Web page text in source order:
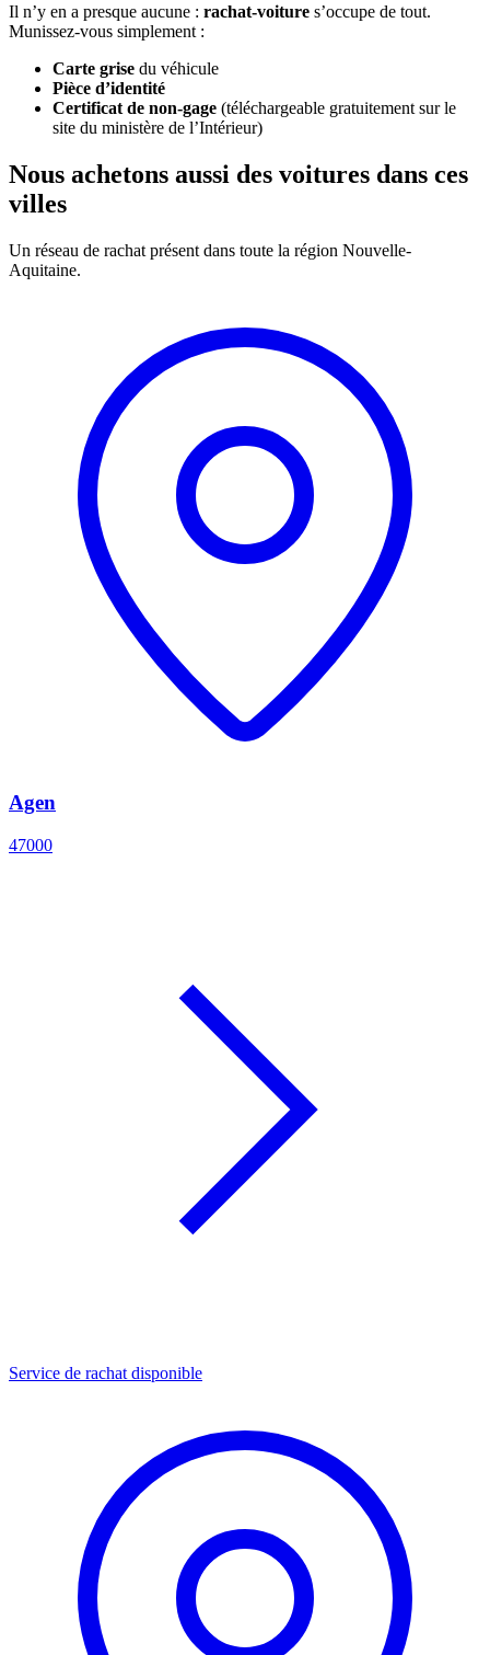
Il n’y en a presque aucune : rachat-voiture s’occupe de tout.
Munissez-vous simplement :
Carte grise du véhicule
Pièce d’identité
Certificat de non-gage (téléchargeable gratuitement sur le
site du ministère de l’Intérieur)
Nous achetons aussi des voitures dans ces
villes
Un réseau de rachat présent dans toute la région Nouvelle-
Aquitaine.
Agen
47000
Service de rachat disponible